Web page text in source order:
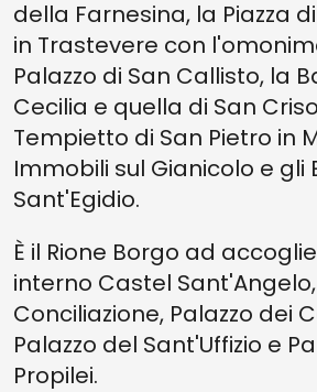
della Farnesina, la Piazza
in Trastevere con
Palazzo di San Callisto, la
Cecilia e quella di San
Tempietto di San Pietro in
Immobili sul Gianicolo e gli
Sant'Egidio.
È il Rione Borgo ad
interno Castel
Conciliazione, Palazzo dei
Palazzo del Sant'Uffizio e
Propilei.